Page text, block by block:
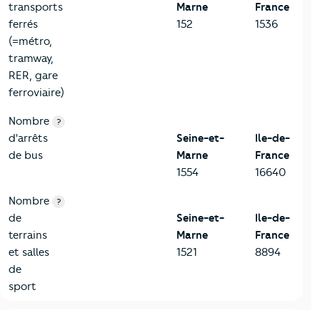
transports
ferrés
(=métro,
tramway,
RER, gare
ferroviaire)
Marne
152
France
1536
Nombre
d'arrêts
de bus
?
Seine-et-
Marne
1554
Ile-de-
France
16640
Nombre
de
terrains
et salles
de
sport
?
Seine-et-
Marne
1521
Ile-de-
France
8894